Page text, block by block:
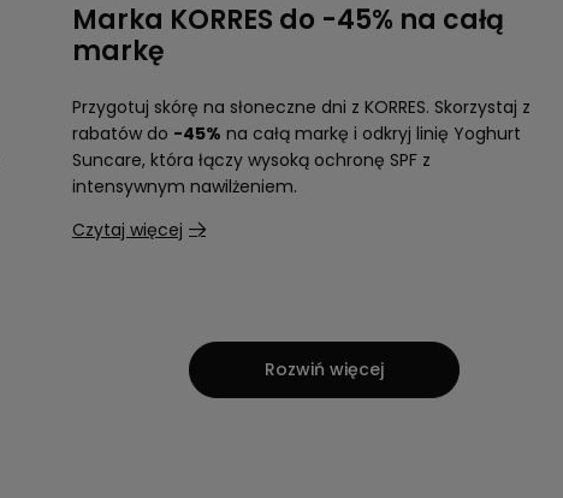
Marka KORRES do -45% na całą
markę
Przygotuj skórę na słoneczne dni z KORRES. Skorzystaj z
rabatów do -45% na całą markę i odkryj linię Yoghurt
Suncare, która łączy wysoką ochronę SPF z
intensywnym nawilżeniem.
Czytaj więcej
Rozwiń więcej